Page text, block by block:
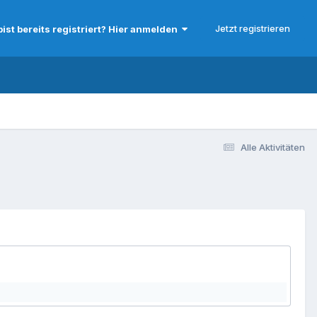
bereits registriert? Hier anmelden Jetzt registrieren
Alle Aktivitäten